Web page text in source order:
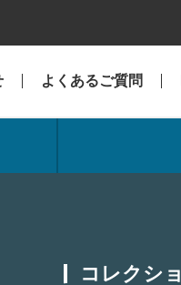
よくあるご質問
コレクシ